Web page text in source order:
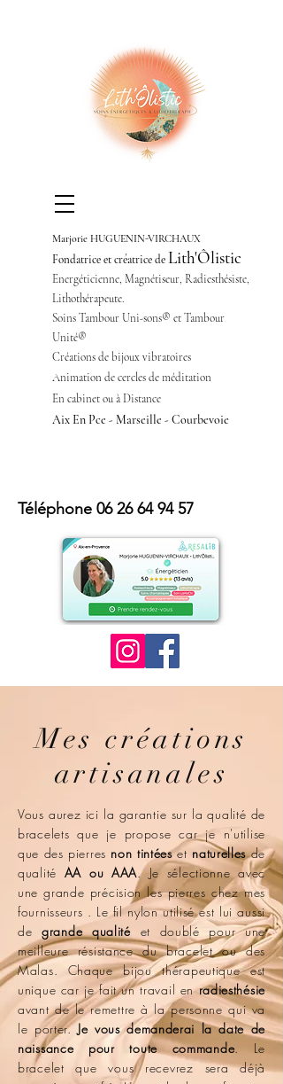
Marjorie HUGUENIN-VIRCHAUX
Fondatrice et créatrice de Lith'Ôlistic
Energéticienne, Magnétiseur, Radiesthésiste,
Lithothérapeute.
Soins Tambour Uni-sons® et Tambour
Unité®
Créations de bijoux vibratoires
Animation de cercles de méditation
En cabinet ou à Distance
Aix En Pce - Marseille - Courbevoie
Téléphone 06 26 64 94 57
Mes créations
artisanales
Vous aurez ici la garantie sur la qualité de
bracelets que je propose car je n'utilise
que des pierres non tintéeset naturellesde
qualité AA ou AAA. Je sélectionne avec
une grande précision les pierres chez mes
fournisseurs . Le fil nylon utilisé est lui aussi
degrande qualité et doublé pour une
meilleure résistance du bracelet ou des
Malas. Chaque bijou thérapeutique est
unique car je fait un travail enradiesthésie
avant de le remettre à la personne qui va
le porter.Je vous demanderai la date de
naissance pour toute commande. Le
bracelet que vous recevrez sera déjà